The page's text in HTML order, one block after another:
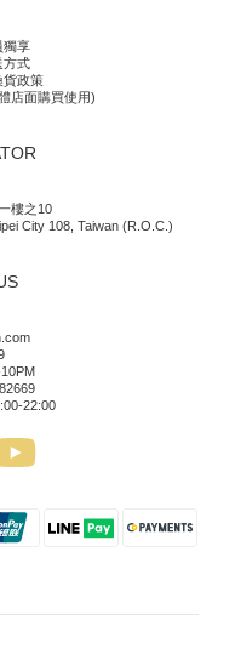
獨享
方式
貨政策
店面購買使用)
樓之10
City 108, Taiwan (R.O.C.)
22:00